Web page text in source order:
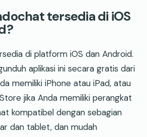
tersedia di iOS
di platform iOS dan Android.
aplikasi ini secara gratis dari
memiliki iPhone atau iPad, atau
jika Anda memiliki perangkat
kompatibel dengan sebagian
dan tablet, dan mudah